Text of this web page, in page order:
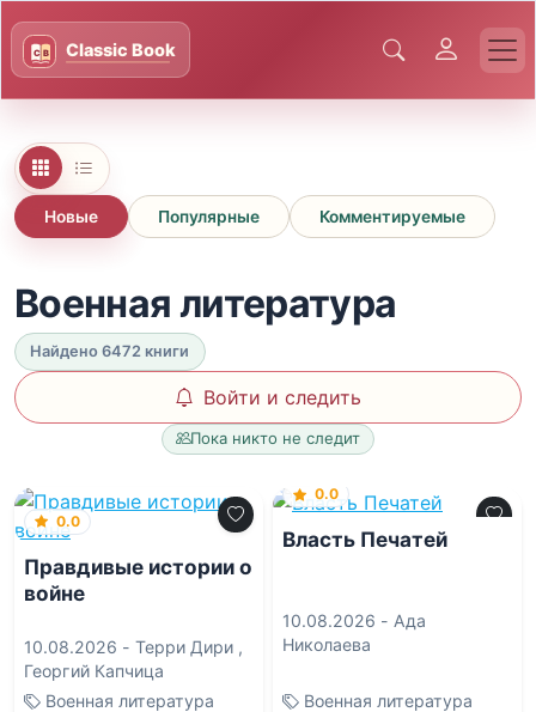
Новые Популярные Комментируемые
Военная литература
Найдено 6472 книги
Войти и следить
Пока никто не следит
0.0
Правдивые истории о
войне
10.08.2026 - Терри Дири ,
Георгий Капчица
Военная литература
0.0
Власть Печатей
10.08.2026 - Ада
Николаева
Военная литература